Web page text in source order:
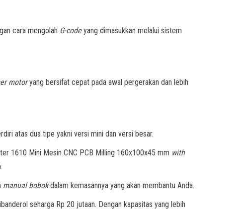
cara mengolah G-codeyang dimasukkan melalui sistem
motoryang bersifat cepat pada awal pergerakan dan lebih
atas dua tipe yakni versi mini dan versi besar.
1610 Mini Mesin CNC PCB Milling 160x100x45 mm with
manual bobokdalam kemasannya yang akan membantu Anda.
seharga Rp 20 jutaan. Dengan kapasitas yang lebih